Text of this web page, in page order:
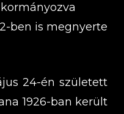
ben is megnyerte
24-én született
1926-ban került